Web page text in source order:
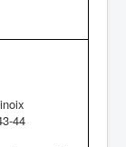
44